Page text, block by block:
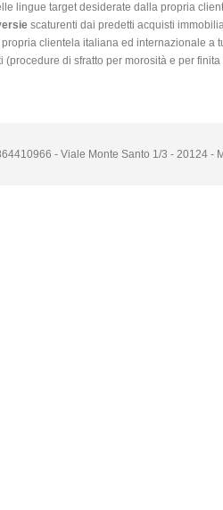
lingue target desiderate dalla propria
scaturenti dai predetti acquisti
clientela italiana ed internazionale a
di sfratto per morosità e per
- Viale Monte Santo 1/3 - 20124 -